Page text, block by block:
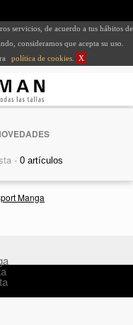
servicios, de acuerdo a tus hábitos de
consideramos que acepta su uso.
política de cookies X
-
Manga